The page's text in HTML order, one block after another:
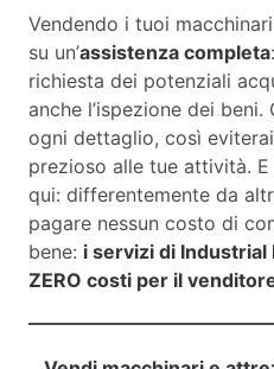
Vendendo i tuoi
su un’assistenza completa
richiesta dei potenziali
anche l’ispezione dei
ogni dettaglio, così
prezioso alle tue attività.
qui: differentemente da
pagare nessun costo di
bene: i servizi di
ZERO costi per il